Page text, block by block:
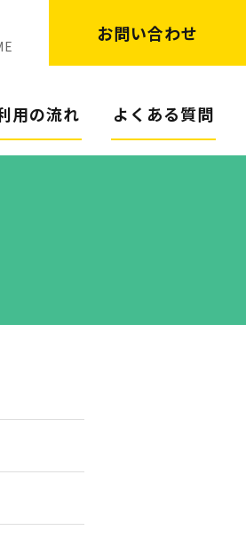
お問い合わせ
用の流れ よくある質問